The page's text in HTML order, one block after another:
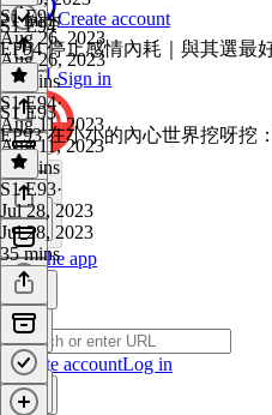
Create account
Sign in
Get the app
Create accountLog in
21 mins
S1 E94·
Aug 26, 2023
Aug 26, 2023
20 mins
S1 E94
EP94 停止感情內耗｜與其選最
S1 E94·
Aug 11, 2023
Aug 11, 2023
23 mins
S1 E93
EP93 在小小的內心世界挖呀挖
S1 E93·
Jul 28, 2023
Jul 28, 2023
35 mins